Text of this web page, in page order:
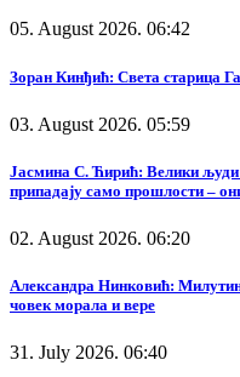
05. August 2026. 06:42
Зоран Кинђић: Света старица
03. August 2026. 05:59
Јасмина С. Ћирић: Велики људи
припадају само прошлости –
02. August 2026. 06:20
Александра Нинковић:
човек морала и вере
31. July 2026. 06:40